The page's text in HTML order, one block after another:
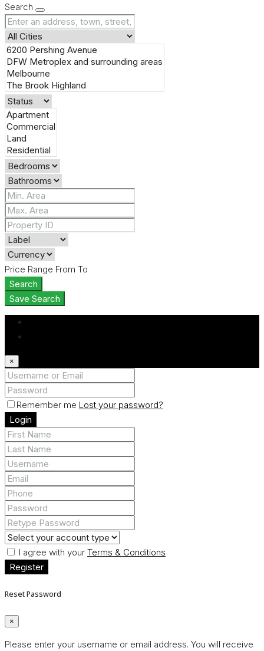
Search
Price Range From To
Search
Save Search
×
Remember me Lost your password?
Login
I agree with your Terms & Conditions
Register
Reset Password
×
Please enter your username or email address. You will receive